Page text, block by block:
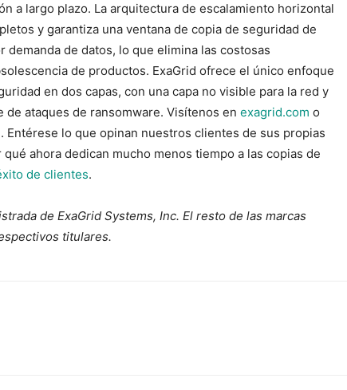
a largo plazo. La arquitectura de escalamiento horizontal
y garantiza una ventana de copia de seguridad de
demanda de datos, lo que elimina las costosas
de productos. ExaGrid ofrece el único enfoque
en dos capas, con una capa no visible para la red y
ataques de ransomware. Visítenos en exagrid.com o
. Entérese lo que opinan nuestros clientes de sus propias
ahora dedican mucho menos tiempo a las copias de
de clientes.
de ExaGrid Systems, Inc. El resto de las marcas
titulares.